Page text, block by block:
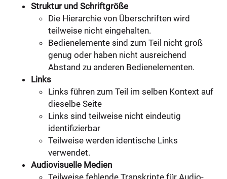
Struktur und Schriftgröße
Die Hierarchie von Überschriften wird
teilweise nicht eingehalten.
Bedienelemente sind zum Teil nicht groß
genug oder haben nicht ausreichend
Abstand zu anderen Bedienelementen.
Links
Links führen zum Teil im selben Kontext auf
dieselbe Seite
Links sind teilweise nicht eindeutig
identifizierbar
Teilweise werden identische Links
verwendet.
Audiovisuelle Medien
Teilweise fehlende Transkripte für Audio-